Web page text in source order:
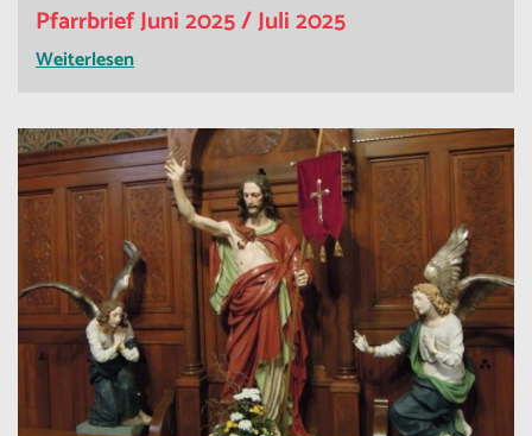
Pfarrbrief Juni 2025 / Juli 2025
Weiterlesen